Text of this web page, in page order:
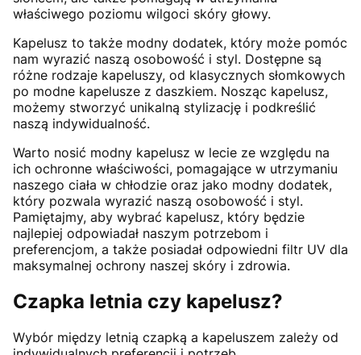
właściwego poziomu wilgoci skóry głowy.
Kapelusz to także modny dodatek, który może pomóc
nam wyrazić naszą osobowość i styl. Dostępne są
różne rodzaje kapeluszy, od klasycznych słomkowych
po modne kapelusze z daszkiem. Nosząc kapelusz,
możemy stworzyć unikalną stylizację i podkreślić
naszą indywidualność.
Warto nosić modny kapelusz w lecie ze względu na
ich ochronne właściwości, pomagające w utrzymaniu
naszego ciała w chłodzie oraz jako modny dodatek,
który pozwala wyrazić naszą osobowość i styl.
Pamiętajmy, aby wybrać kapelusz, który będzie
najlepiej odpowiadał naszym potrzebom i
preferencjom, a także posiadał odpowiedni filtr UV dla
maksymalnej ochrony naszej skóry i zdrowia.
Czapka letnia czy kapelusz?
Wybór między letnią czapką a kapeluszem zależy od